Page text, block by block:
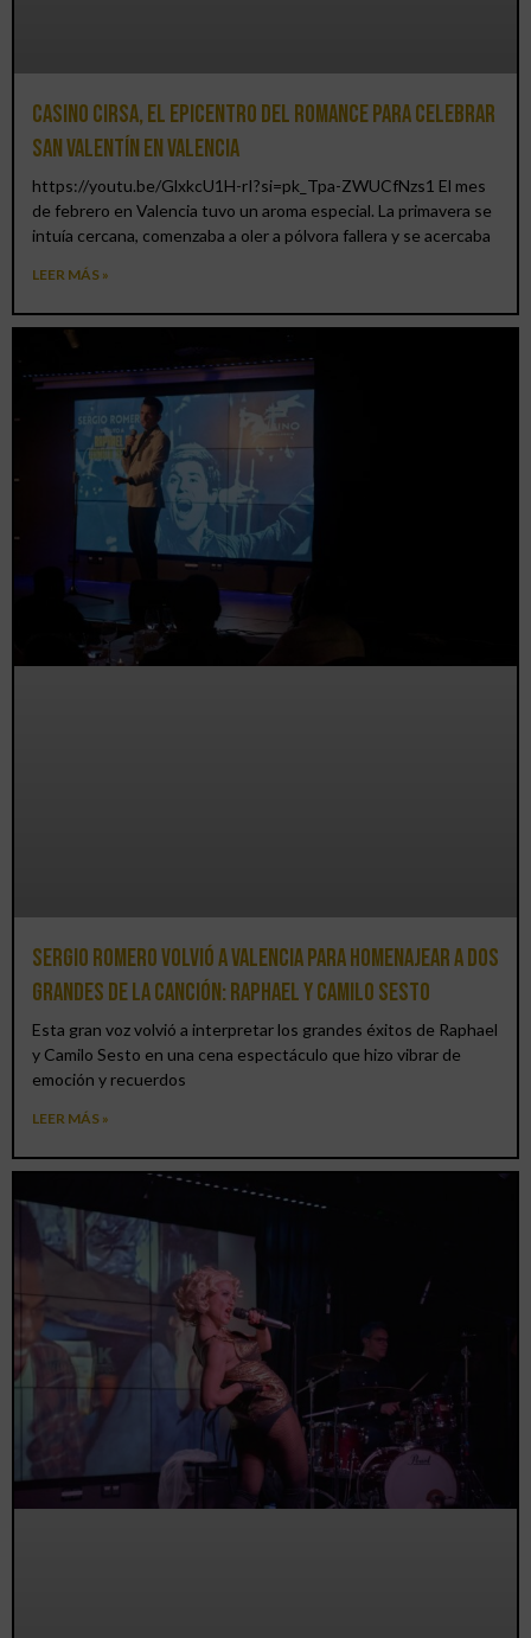
Casino CIRSA, el epicentro del romance para celebrar
San Valentín en Valencia
https://youtu.be/GlxkcU1H-rI?si=pk_Tpa-ZWUCfNzs1 El mes
de febrero en Valencia tuvo un aroma especial. La primavera se
intuía cercana, comenzaba a oler a pólvora fallera y se acercaba
LEER MÁS »
Sergio Romero volvió a Valencia para homenajear a dos
grandes de la canción: Raphael y Camilo Sesto
Esta gran voz volvió a interpretar los grandes éxitos de Raphael
y Camilo Sesto en una cena espectáculo que hizo vibrar de
emoción y recuerdos
LEER MÁS »